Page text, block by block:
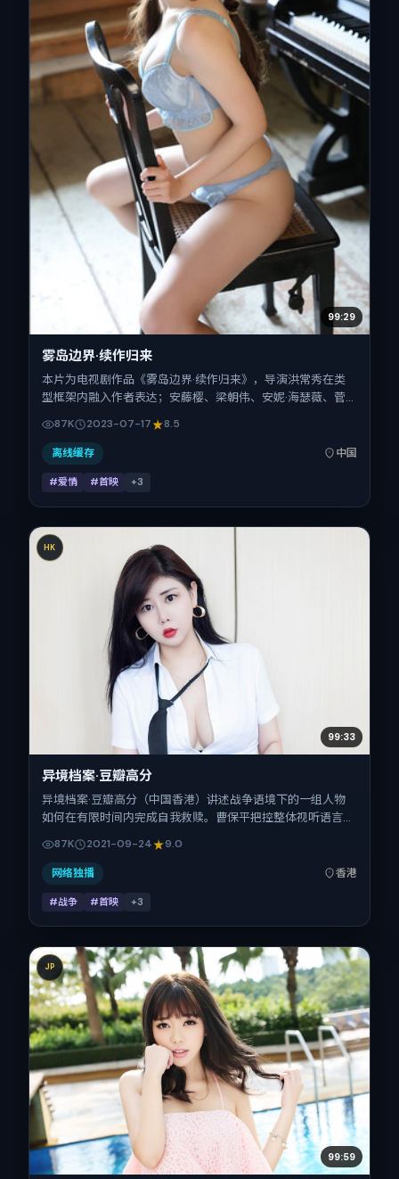
99:29
雾岛边界·续作归来
本片为电视剧作品《雾岛边界·续作归来》，导演洪常秀在类
型框架内融入作者表达；安藤樱、梁朝伟、安妮·海瑟薇、菅
情，主拍摄地与出品背景为中国大陆。上映时间 2023年7月
17日（公映登记日 2023-07-17），全片155分钟，节奏张弛
87K 2023-07-17 8.5
离线缓存 中国
#爱情 #首映 +3
HK
99:33
异境档案·豆瓣高分
异境档案·豆瓣高分（中国香港）讲述战争语境下的一组人物
如何在有限时间内完成自我救赎。曹保平把控整体视听语言，
2021-09-24 起陆续登陆院线与网络平台，国庆档前后公映，
片长150分钟。
87K 2021-09-24 9.0
网络独播 香港
#战争 #首映 +3
JP
99:59